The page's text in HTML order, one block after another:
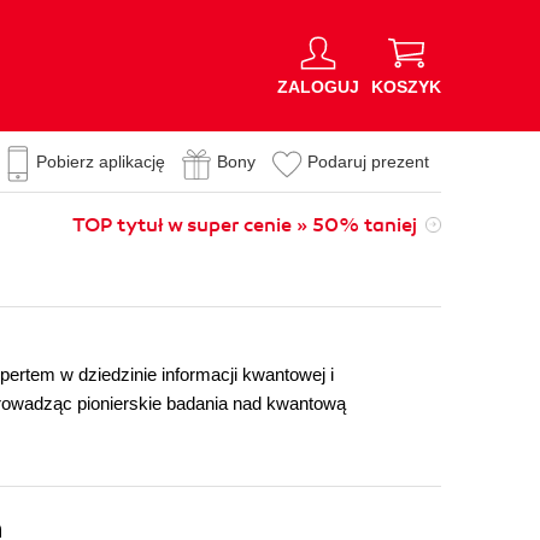
ZALOGUJ KOSZYK
Pobierz aplikację Bony Podaruj prezent
TOP tytuł w super cenie » 50% taniej
w dziedzinie informacji kwantowej i
pionierskie badania nad kwantową